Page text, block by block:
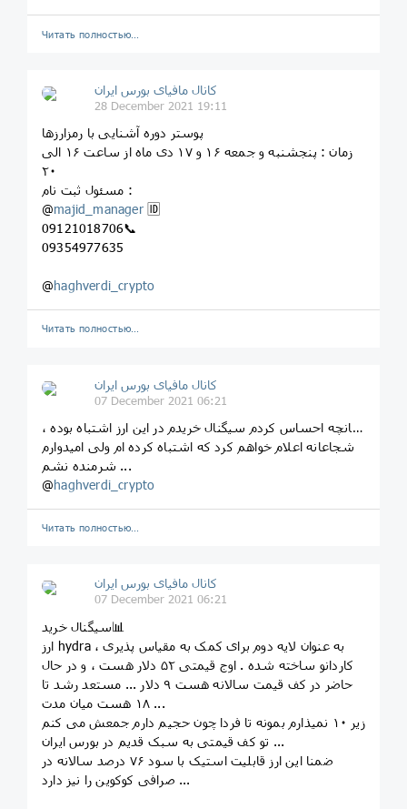
Читать полностью…
کانال مافیای بورس ایران
28 December 2021 19:11
پوستر دوره آشنایی با رمزارزها
زمان : پنجشنبه و جمعه ۱۶ و ۱۷ دی ماه از ساعت ۱۶ الی
۲۰
مسئول ثبت نام :
@majid_manager🆔
09121018706📞
09354977635
@haghverdi_crypto
Читать полностью…
کانال مافیای بورس ایران
07 December 2021 06:21
چنانچه احساس کردم سیگنال خریدم در این ارز اشتباه بوده ،
شجاعانه اعلام خواهم کرد که اشتباه کرده ام ولی امیدوارم
شرمنده نشم ...
@haghverdi_crypto
Читать полностью…
کانال مافیای بورس ایران
07 December 2021 06:21
سیگنال خرید📊
ارز hydra ، به عنوان لایه دوم برای کمک به مقیاس پذیری
کاردانو ساخته شده . اوج قیمتی ۵۲ دلار هست ، و در حال
حاضر در کف قیمت سالانه هست ۹ دلار ... مستعد رشد تا
۱۸ هست میان مدت ...
زیر ۱۰ نمیذارم بمونه تا فردا چون حجیم دارم‌ جمعش می کنم
تو کف قیمتی به سبک قدیم در بورس ایران ...
ضمنا این ارز قابلیت استیک با سود ۷۶ درصد سالانه در
صرافی کوکوین را نیز دارد ...